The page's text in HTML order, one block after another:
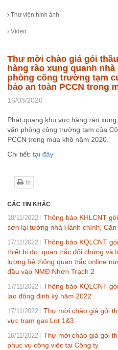
Thư viện hình ảnh
Video
Thư mời chào giá gói
hàng rào xung quanh
phòng công trường tạm
bảo an toàn PCCN trong
16/03/2020
Phát quang khu vực hàng rào
văn phòng công trường tạm của
PCCN trong mùa khô năm 2020.
Chi tiết: tại đây
In
CÁC TIN KHÁC
18/11/2022
Thông báo KHLCNT
sơn lại tường nhà Hành chính,
17/11/2022
Thông báo KQLCNT
thiết bị đo, quan trắc đối chứng và
lượng hệ thống quan trắc online
đầu vào NMĐ Nhơn Trạch 2
17/11/2022
Thông báo KQLCNT
lao động định kỳ năm 2022
17/11/2022
Thư mời chào giá gói
vực trạm gas Lot 1&3
16/11/2022
Thư mời chào giá gói
phục vụ công việc tại Công ty